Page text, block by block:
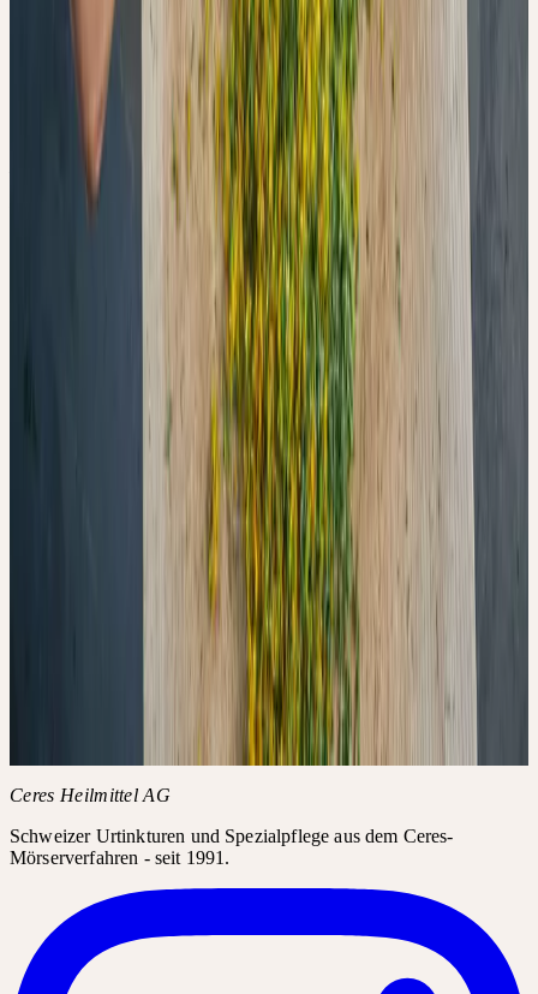
zu deren Erfassung vor.
ORIGINALARBEIT
Barmaverain D, Hasler S, Kalbermatten C, Plath M,
Kalbermatten R. Oxidation during Fresh Plant Processing: A
Race against Time. Processes. 2022;10(7):1335. DOI:
mdpi.com/2227-9717/10/7/1335
WEITER AUF DEN KANÄLEN
VON CERES
Diese Verweise öffnen die jeweiligen Plattformen direkt. Sie sind
als Ergänzung zum Artikel gedacht, nicht als native In-Page-
Auf Facebook ansehen ↗ Auf YouTube
Was passiert, wenn eine Pflanze zu lange wartet
Der Vergleich kommerzieller Chargen
Einordnung und Grenzen der Studie
Ceres Heilmittel AG
Schweizer Urtinkturen und Spezialpflege aus dem Ceres-
Mörserverfahren - seit 1991.